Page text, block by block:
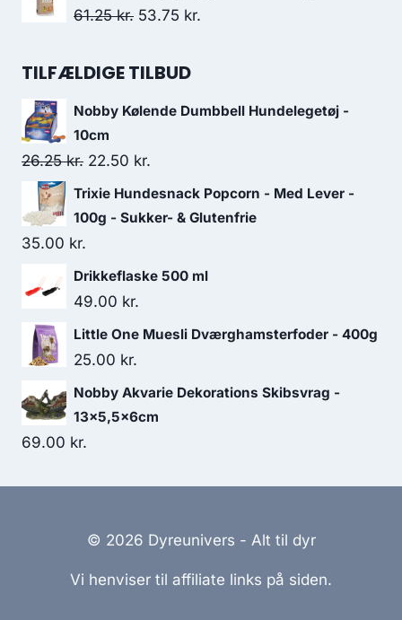
pris
47.50 kr..
pris
41.25 kr..
61.25kr. Den
pris
61.25 kr..
53.75 kr.
53.75 kr..
TILFÆLDIGE TILBUD
Nobby Kølende Dumbbell Hundelegetøj -
10cm
26.25kr. Den
oprindelige
pris
26.25 kr..
22.50 kr.
aktuelle
pris
22.50 kr..
Trixie Hundesnack Popcorn - Med Lever -
100g - Sukker- & Glutenfrie
35.00 kr.
Drikkeflaske 500 ml
49.00 kr.
Little One Muesli Dværghamsterfoder - 400g
25.00 kr.
Nobby Akvarie Dekorations Skibsvrag -
13x5,5x6cm
69.00 kr.
© 2026 Dyreunivers - Alt til dyr
Vi henviser til affiliate links på siden.